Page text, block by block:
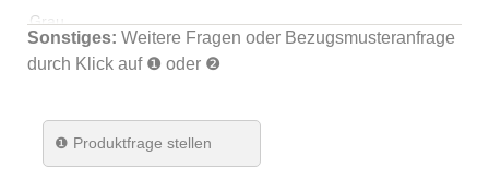
Grau
Farbe Gestell
Material Gestell
Sonstiges: Weitere Fragen oder Bezugsmusteranfrage
durch Klick auf ❶ oder ❷
❶ Produktfrage stellen